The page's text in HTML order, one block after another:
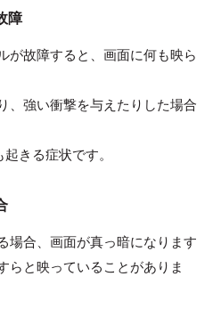
障
が故障すると、画面に何も映ら
、強い衝撃を与えたりした場合
きる症状です。
場合、画面が真っ暗になります
らと映っていることがありま